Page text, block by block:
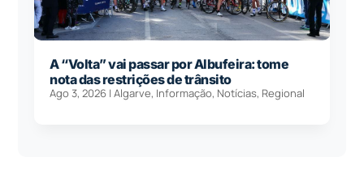
A “Volta” vai passar por Albufeira: tome
nota das restrições de trânsito
Ago 3, 2026 |Algarve, Informação, Notícias, Regional